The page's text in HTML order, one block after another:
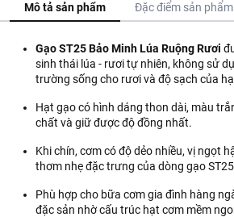
Mô tả sản phẩm Đặc điểm sản phẩm
Gạo ST25 Bảo Minh Lúa Ruộng Rươi
sinh thái lúa - rươi tự nhiên, không sử
trường sống cho rươi và độ sạch của
Hạt gạo có hình dáng thon dài, màu
chất và giữ được độ đồng nhất.
Khi chín, cơm có độ dẻo nhiều, vị ngọt
thơm nhẹ đặc trưng của dòng gạo
Phù hợp cho bữa cơm gia đình hàng
đặc sản nhờ cấu trúc hạt cơm mềm